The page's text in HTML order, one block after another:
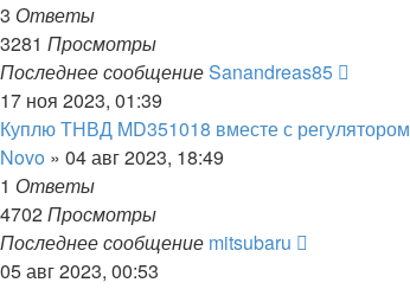
3 Ответы
3281 Просмотры
Последнее сообщениеSanandreas85
17 ноя 2023, 01:39
Куплю ТНВД MD351018 вместе с регулятором
Novo » 04 авг 2023, 18:49
1 Ответы
4702Просмотры
Последнее сообщение mitsubaru
05 авг 2023, 00:53